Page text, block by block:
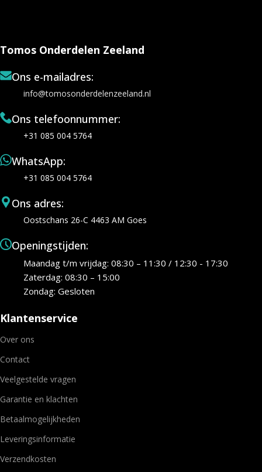
Tomos Onderdelen Zeeland
Ons e-mailadres:
info@tomosonderdelenzeeland.nl
Ons telefoonnummer:
+31 085 004 5764
WhatsApp:
+31 085 004 5764
Ons adres:
Oostschans 26-C 4463 AM Goes
Openingstijden:
Maandag t/m vrijdag: 08:30 – 11:30 / 12:30 - 17:30
Zaterdag: 08:30 – 15:00
Zondag: Gesloten
Klantenservice
Over ons
Contact
Veelgestelde vragen
Garantie en klachten
Betaalmogelijkheden
Leveringsinformatie
Verzendkosten